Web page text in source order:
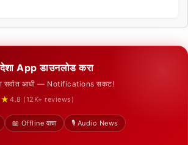
देशा App डाउनलोड करा
सर्वात आधी — Notifications सकट!
4.8 (12K+ reviews)
📖 Offline वाचा
🎙️ Audio News